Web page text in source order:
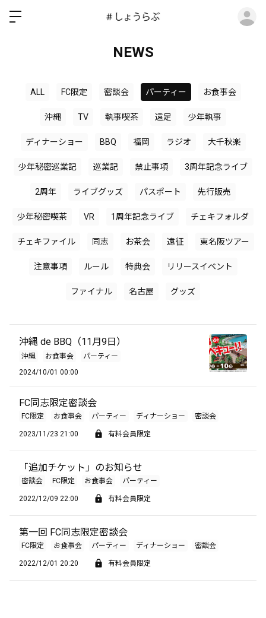
NEWS
ALL FC限定 密談会 パーティー お食事会
沖縄 TV 執事喫茶 遠足 少年執事
ディナーショー BBQ 福岡 ラジオ 大千秋楽
少年秘密巡業記 巡業記 禁止事項 3周年記念ライブ
2周年 ライブグッズ パスポート 先行販売
少年秘密喫茶 VR 1周年記念ライブ チェキフォルダ
チェキファイル 同志 お茶会 遠征 東名阪ツアー
注意事項 ルール 特典会 リリースイベント
ファイナル 名古屋 グッズ
沖縄 de BBQ（11月9日）
沖縄 お食事会
パーティー
2024/10/01 00:00
FC同志限定密談会
FC限定 お食事会 パーティー ディナーショー 密談会
2023/11/23 21:00 有料会員限定
「追加チケット」のお知らせ
密談会 FC限定 お食事会 パーティー
2022/12/09 22:00 有料会員限定
第一回 FC同志限定密談会
FC限定 お食事会 パーティー ディナーショー 密談会
2022/12/01 20:20 有料会員限定